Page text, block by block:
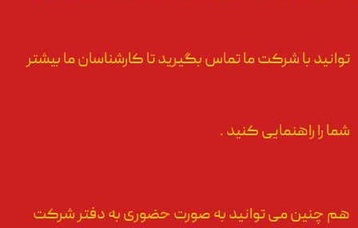
توانید با شرکت ما تماس بگیرید تا کارشناسان ما بیشتر
شما را راهنمایی کنید .
هم چنین می توانید به صورت حضوری به دفتر شرکت